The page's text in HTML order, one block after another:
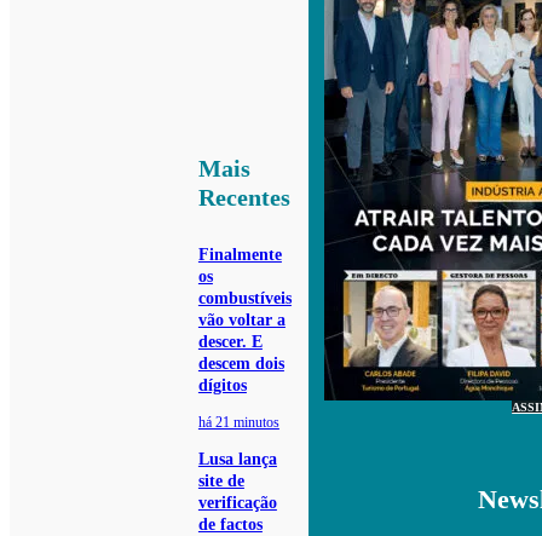
Mais
Recentes
Finalmente
os
combustíveis
vão voltar a
descer. E
descem dois
dígitos
há 21 minutos
Lusa lança
site de
verificação
de factos